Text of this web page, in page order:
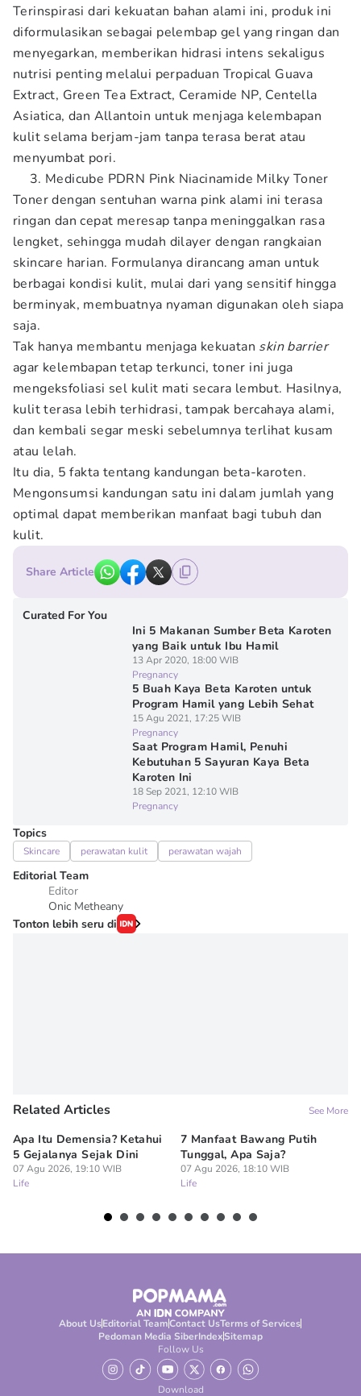
Terinspirasi dari kekuatan bahan alami ini, produk ini
diformulasikan sebagai pelembap gel yang ringan dan
menyegarkan, memberikan hidrasi intens sekaligus
nutrisi penting melalui perpaduan Tropical Guava
Extract, Green Tea Extract, Ceramide NP, Centella
Asiatica, dan Allantoin untuk menjaga kelembapan
kulit selama berjam-jam tanpa terasa berat atau
menyumbat pori.
Medicube PDRN Pink Niacinamide Milky Toner
Toner dengan sentuhan warna pink alami ini terasa
ringan dan cepat meresap tanpa meninggalkan rasa
lengket, sehingga mudah dilayer dengan rangkaian
skincare harian. Formulanya dirancang aman untuk
berbagai kondisi kulit, mulai dari yang sensitif hingga
berminyak, membuatnya nyaman digunakan oleh siapa
saja.
Tak hanya membantu menjaga kekuatan skin barrier
agar kelembapan tetap terkunci, toner ini juga
mengeksfoliasi sel kulit mati secara lembut. Hasilnya,
kulit terasa lebih terhidrasi, tampak bercahaya alami,
dan kembali segar meski sebelumnya terlihat kusam
atau lelah.
Itu dia, 5 fakta tentang kandungan beta-karoten.
Mengonsumsi kandungan satu ini dalam jumlah yang
optimal dapat memberikan manfaat bagi tubuh dan
kulit.
Share Article
Curated For You
Ini 5 Makanan Sumber Beta Karoten
yang Baik untuk Ibu Hamil
13 Apr 2020, 18:00 WIB
Pregnancy
5 Buah Kaya Beta Karoten untuk
Program Hamil yang Lebih Sehat
15 Agu 2021, 17:25 WIB
Pregnancy
Saat Program Hamil, Penuhi
Kebutuhan 5 Sayuran Kaya Beta
Karoten Ini
18 Sep 2021, 12:10 WIB
Pregnancy
Topics
Skincare perawatan kulit perawatan wajah
Editorial Team
Editor
Onic Metheany
Tonton lebih seru di
Related Articles See More
Apa Itu Demensia? Ketahui
5 Gejalanya Sejak Dini
07 Agu 2026, 19:10 WIB
Life
7 Manfaat Bawang Putih
Tunggal, Apa Saja?
07 Agu 2026, 18:10 WIB
Life
About UsEditorial TeamContact UsTerms of Services
Pedoman Media SiberIndexSitemap
Follow Us
Download